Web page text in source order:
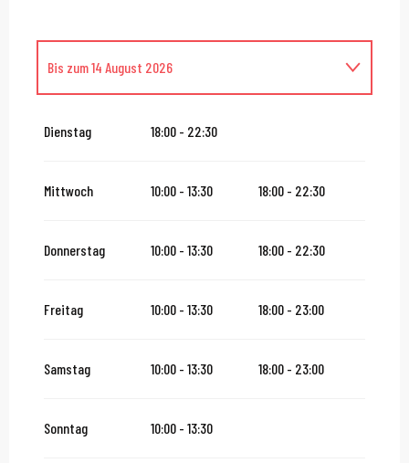
Bis zum14 August 2026
Dienstag 18:00 - 22:30
Mittwoch 10:00 - 13:30 18:00 - 22:30
Donnerstag 10:00 - 13:30 18:00 - 22:30
Freitag 10:00 - 13:30 18:00 - 23:00
Samstag 10:00 - 13:30 18:00 - 23:00
Sonntag 10:00 - 13:30